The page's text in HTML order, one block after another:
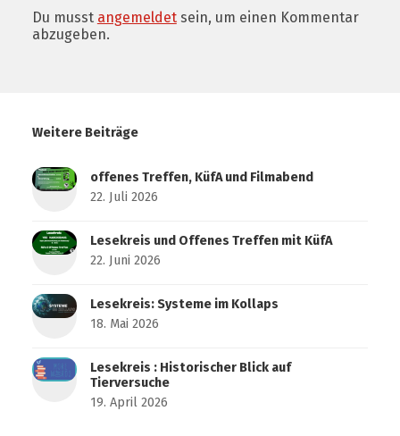
Du musst angemeldetsein, um einen Kommentar
abzugeben.
Weitere Beiträge
offenes Treffen, KüfA und Filmabend
22. Juli 2026
Lesekreis und Offenes Treffen mit KüfA
22. Juni 2026
Lesekreis: Systeme im Kollaps
18. Mai 2026
Lesekreis : Historischer Blick auf
Tierversuche
19. April 2026